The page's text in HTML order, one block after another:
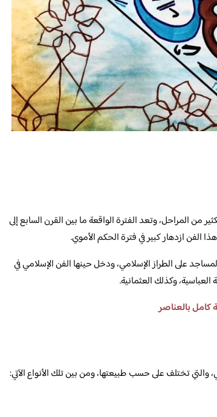
من المراحل، وتعد الفترة الواقعة ما بين القرن السابع إلى
الفن ازدهار كبير في فترة الحكم الأموي.
على الطراز الإسلامي، ودخل حينها الفن الإسلامي في
وكذلك العثمانية.
كامل بالعناصر
والتي تختلف على حسب طبيعتها، ومن بين تلك الأنواع الآتي: